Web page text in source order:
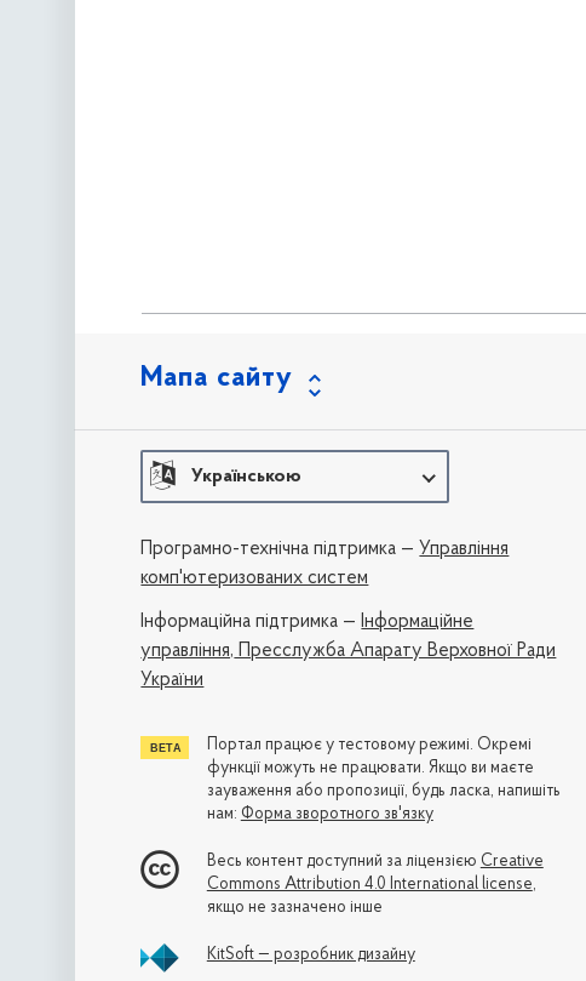
Мапа сайту
Українською
Програмно-технічна підтримка — Управління
комп'ютеризованих систем
Iнформаційна підтримка —Інформаційне
управління, Пресслужба Апарату Верховної Ради
України
Портал працює у тестовому режимі. Окремі
функції можуть не працювати. Якщо ви маєте
зауваження або пропозиції, будь ласка, напишіть
нам: Форма зворотного зв'язку
Весь контент доступний за ліцензією Creative
Commons Attribution 4.0 International license,
якщо не зазначено інше
KitSoft — розробник дизайну